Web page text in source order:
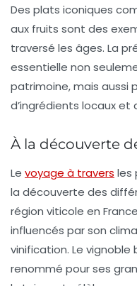
Des plats iconiques
aux fruits sont des
traversé les âges. La
essentielle non
patrimoine, mais aussi
d’ingrédients locaux et
À la découverte
Le voyage à travers les
la découverte des
région viticole en
influencés par son
vinification. Le vignoble
renommé pour ses